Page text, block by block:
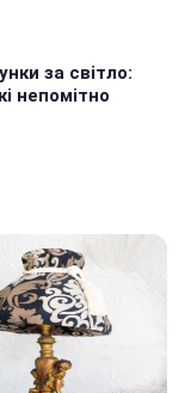
за світло:
непомітно